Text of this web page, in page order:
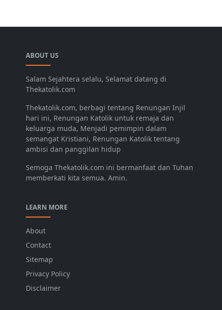
ABOUT US
Salam Sejahtera selalu, Selamat datang di
Thekatolik.com
Thekatolik.com, berbagi tentang Renungan Injil
hari ini, Renungan Katolik untuk remaja dan
keluarga muda, Menjadi pemimpin dalam
semangat Kristiani, Renungan Katolik tentang
ambisi dan panggilan hidup
Semoga Thekatolik.com ini bermanfaat dan Tuhan
memberkati kita semua. Amin.
LEARN MORE
About
Contact
Sitemap
Privacy Policy
Disclaimer